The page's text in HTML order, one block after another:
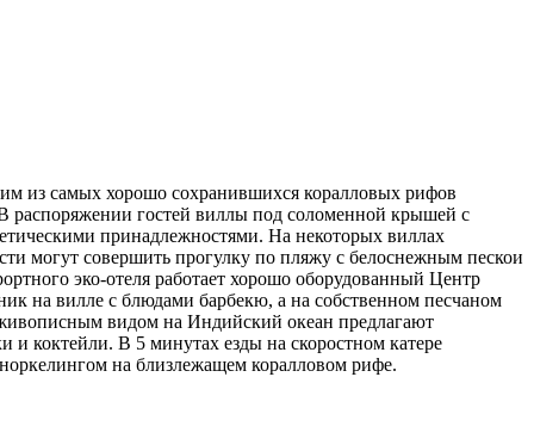
из самых хорошо сохранившихся коралловых рифов
распоряжении гостей виллы под соломенной крышей с
принадлежностями. На некоторых виллах
могут совершить прогулку по пляжу с белоснежным пескои
эко-отеля работает хорошо оборудованный Центр
на вилле с блюдами барбекю, а на собственном песчаном
видом на Индийский океан предлагают
и коктейли. В 5 минутах езды на скоростном катере
на близлежащем коралловом рифе.